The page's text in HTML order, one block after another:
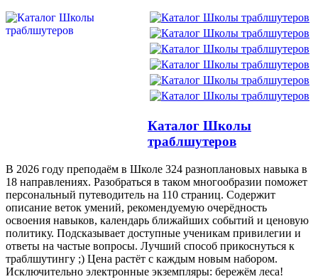
Каталог Школы
траблшутеров
В 2026 году преподаём в Школе 324 разноплановых навыка в
18 направлениях. Разобраться в таком многообразии поможет
персональный путеводитель на 110 страниц. Содержит
описание веток умений, рекомендуемую очерёдность
освоения навыков, календарь ближайших событий и ценовую
политику. Подсказывает доступные ученикам привилегии и
ответы на частые вопросы. Лучший способ прикоснуться к
траблшутингу ;) Цена растёт с каждым новым набором.
Исключительно электронные экземпляры: бережём леса!